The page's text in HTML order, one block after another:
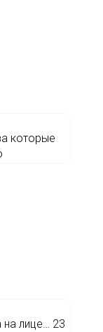
которые
на лице… 23